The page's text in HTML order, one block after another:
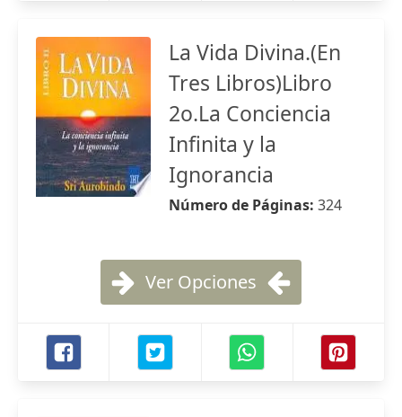
La Vida Divina.(En
Tres Libros)Libro
2o.La Conciencia
Infinita y la
Ignorancia
Número de Páginas: 324
Ver Opciones